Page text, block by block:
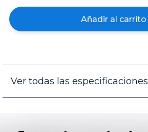
Añadir al carrito
Ver todas las especificaciones